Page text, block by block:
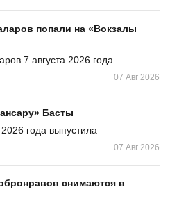
попали на «Вокзалы
7 августа 2026 года
07 Авг 2026
Басты
года выпустила
07 Авг 2026
снимаются в